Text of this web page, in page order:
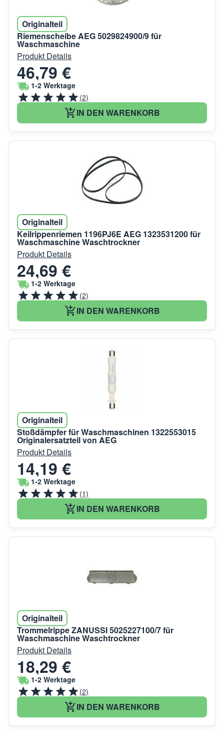
Originalteil
Riemenscheibe AEG 5029824900/9 für
Waschmaschine
Produkt Details
46,79 €
1-2 Werktage
(2)
IN DEN WARENKORB
Originalteil
Keilrippenriemen 1196PJ6E AEG 1323531200 für
Waschmaschine Waschtrockner
Produkt Details
24,69 €
1-2 Werktage
(2)
IN DEN WARENKORB
Originalteil
Stoßdämpfer für Waschmaschinen 1322553015
Originalersatzteil von AEG
Produkt Details
14,19 €
1-2 Werktage
(1)
IN DEN WARENKORB
Originalteil
Trommelrippe ZANUSSI 5025227100/7 für
Waschmaschine Waschtrockner
Produkt Details
18,29 €
1-2 Werktage
(2)
IN DEN WARENKORB